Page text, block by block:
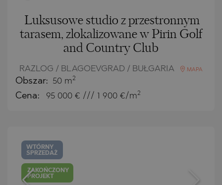
Luksusowe studio z przestronnym
tarasem, zlokalizowane w Pirin Golf
and Country Club
RAZLOG / BLAGOEVGRAD / BUŁGARIA MAPA
Obszar: 50 m2
Cena: 95 000 € /// 1 900 €/m2
WTÓRNY
SPRZEDAŻ
ZAKOŃCZONY
PROJEKT